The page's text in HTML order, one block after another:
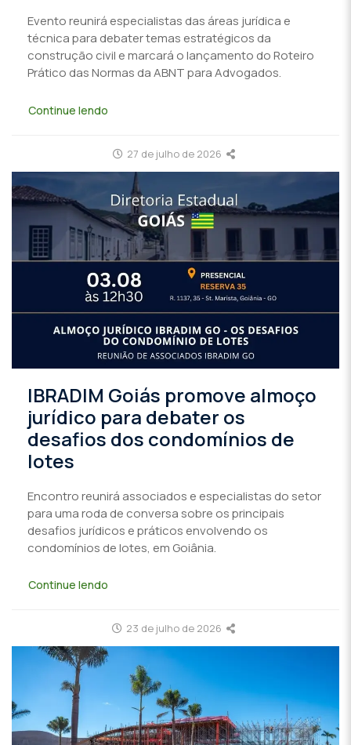
Evento reunirá especialistas das áreas jurídica e
técnica para debater temas estratégicos da
construção civil e marcará o lançamento do Roteiro
Prático das Normas da ABNT para Advogados.
Continue lendo
27 de julho de 2026
IBRADIM Goiás promove almoço
jurídico para debater os
desafios dos condomínios de
lotes
Encontro reunirá associados e especialistas do setor
para uma roda de conversa sobre os principais
desafios jurídicos e práticos envolvendo os
condomínios de lotes, em Goiânia.
Continue lendo
23 de julho de 2026